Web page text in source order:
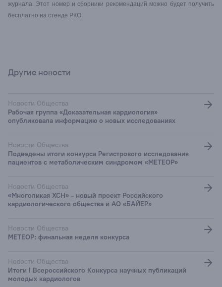
журнала. Этот номер и сборники рекомендаций можно будет получить
бесплатно на стенде РКО.
Другие новости
Новости Общества
Рабочая группа «Доказательная кардиология»
опубликовала информацию о новых исследованиях
Новости Общества
Подведены итоги конкурса Регистрового исследования
пациентов с метаболическим синдромом «МЕТЕОР»
Новости Общества
«Многоликая ХСН» - новый проект Российского
кардиологического общества и АО «БАЙЕР»
Новости Общества
МЕТЕОР: финальная неделя конкурса
Новости Общества
Итоги I Всероссийского Конкурса научных публикаций
молодых кардиологов